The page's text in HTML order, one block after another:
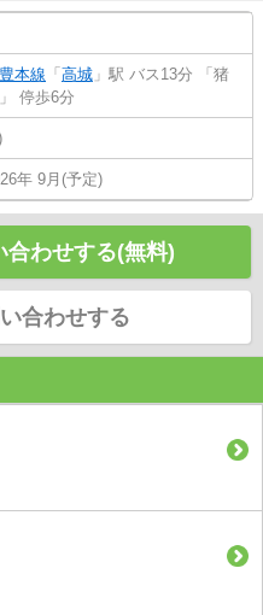
本線 「 高城 」駅 バス13分 「猪
停歩6分
年 9月(予定)
合わせする(無料)
合わせする